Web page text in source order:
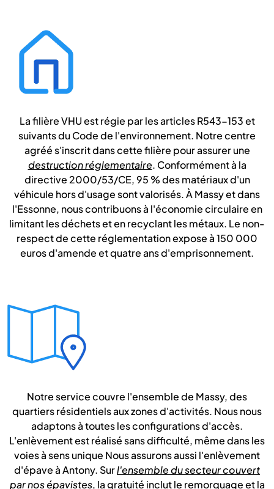
La filière VHU est régie par les articles R543-153 et
suivants du Code de l'environnement. Notre centre
agréé s'inscrit dans cette filière pour assurer une
destruction réglementaire. Conformément à la
directive 2000/53/CE, 95 % des matériaux d'un
véhicule hors d'usage sont valorisés. À Massy et dans
l'Essonne, nous contribuons à l'économie circulaire en
limitant les déchets et en recyclant les métaux. Le non-
respect de cette réglementation expose à 150 000
euros d'amende et quatre ans d'emprisonnement.
Notre service couvre l'ensemble de Massy, des
quartiers résidentiels aux zones d'activités. Nous nous
adaptons à toutes les configurations d'accès.
L'enlèvement est réalisé sans difficulté, même dans les
voies à sens unique Nous assurons aussi l'enlèvement
d'épave à Antony. Surl'ensemble du secteur couvert
par nos épavistes, la gratuité inclut le remorquage et la